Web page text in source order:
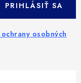
osobných
PRIHLÁSIŤ SA